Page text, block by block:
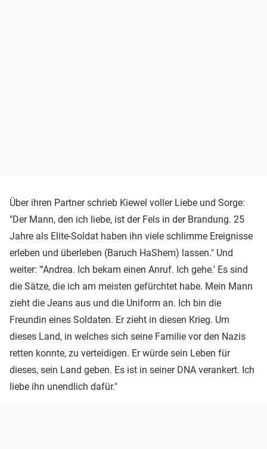
Über ihren Partner schrieb Kiewel voller Liebe und Sorge:
"Der Mann, den ich liebe, ist der Fels in der Brandung. 25
Jahre als Elite-Soldat haben ihn viele schlimme Ereignisse
erleben und überleben (Baruch HaShem) lassen." Und
weiter: "'Andrea. Ich bekam einen Anruf. Ich gehe.' Es sind
die Sätze, die ich am meisten gefürchtet habe. Mein Mann
zieht die Jeans aus und die Uniform an. Ich bin die
Freundin eines Soldaten. Er zieht in diesen Krieg. Um
dieses Land, in welches sich seine Familie vor den Nazis
retten konnte, zu verteidigen. Er würde sein Leben für
dieses, sein Land geben. Es ist in seiner DNA verankert. Ich
liebe ihn unendlich dafür."